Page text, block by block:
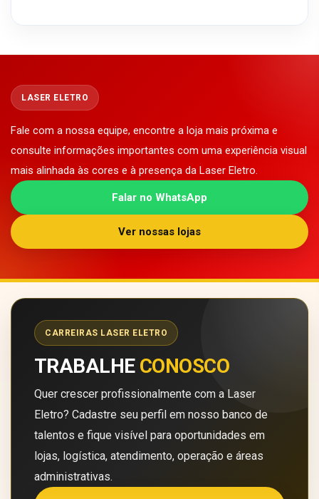
LASER ELETRO
Fale com a nossa equipe, encontre a loja mais próxima e
consulte informações importantes com uma experiência visual
mais alinhada às cores e à presença da Laser Eletro.
Falar no WhatsApp
Ver nossas lojas
CARREIRAS LASER ELETRO
TRABALHE CONOSCO
Quer crescer profissionalmente com a Laser
Eletro? Cadastre seu perfil em nosso banco de
talentos e fique visível para oportunidades em
lojas, logística, atendimento, operação e áreas
administrativas.